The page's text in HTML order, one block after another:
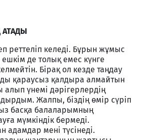
АТАДЫ
реттеліп келеді. Бұрын жұмыс
де толық емес күнге
Бірақ ол кезде таңдау
қараусыз қалдыра алмайтын
алып үнемі дәрігерлердің
Жалпы, біздің өмір сүріп
басқа балаларымның
мүмкіндік бермеді.
адамдар мені түсінеді.